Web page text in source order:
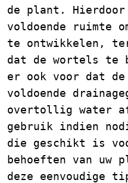
de plant.
voldoende ruimte
te ontwikkelen,
dat de wortels te
er ook voor dat de
voldoende
overtollig water
gebruik indien
die geschikt is
behoeften van uw
deze eenvoudige